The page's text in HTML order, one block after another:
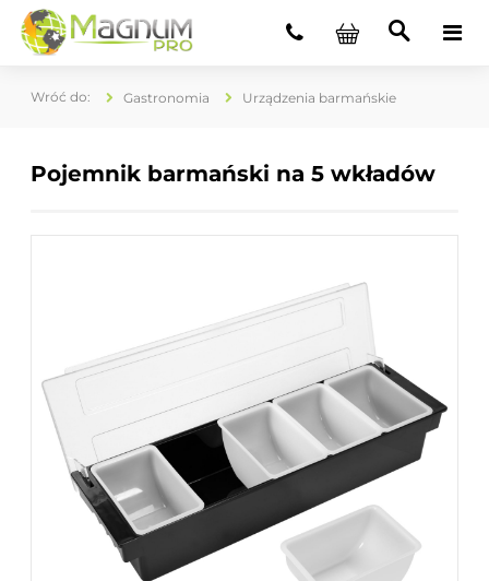
Gastronomia Urządzenia barmańskie
Pojemnik barmański na 5 wkładów